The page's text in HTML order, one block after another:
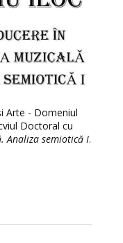
Arte - Domeniul
Doctoral cu
Analiza semiotică I.